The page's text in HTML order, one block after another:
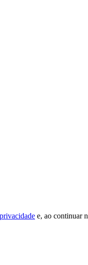
e, ao continuar